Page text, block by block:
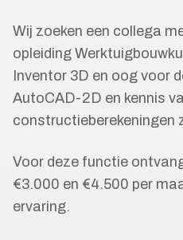
Wij zoeken een collega
opleiding
Inventor 3D en oog voor
AutoCAD-2D en kennis
constructieberekeningen
Voor deze functie
€3.000 en €4.500 per
ervaring.